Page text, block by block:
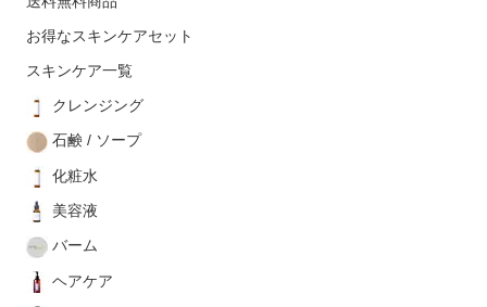
お得なスキンケアセット
スキンケア一覧
クレンジング
石鹸 / ソープ
化粧水
美容液
バーム
ヘアケア